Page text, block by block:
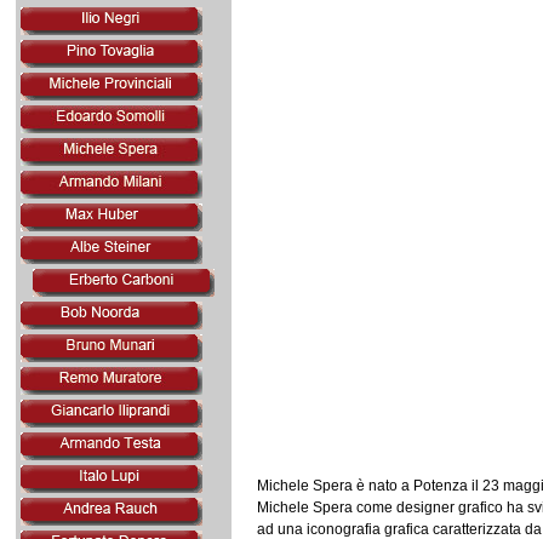
Michele Spera è nato a Potenza il 23
Michele Spera come designer grafico ha
ad una iconografia grafica caratterizzata